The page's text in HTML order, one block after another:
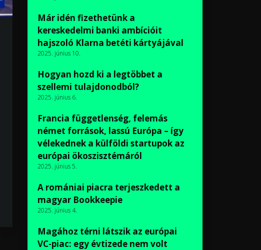
Már idén fizethetünk a
kereskedelmi banki ambícióit
hajszoló Klarna betéti kártyájával
2025. június 10.
Hogyan hozd ki a legtöbbet a
szellemi tulajdonodból?
2025. június 6.
Francia függetlenség, felemás
német források, lassú Európa – így
vélekednek a külföldi startupok az
európai ökoszisztémáról
2025. június 5.
A romániai piacra terjeszkedett a
magyar Bookkeepie
2025. június 4.
Magához térni látszik az európai
VC-piac: egy évtizede nem volt